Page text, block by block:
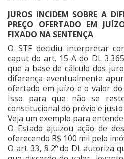
JUROS INCIDEM SOBRE A
PREÇO OFERTADO EM
FIXADO NA SENTENÇA
O STF decidiu interpretar
caput do art. 15-A do DL
que a base de cálculo dos
diferença eventualmente
ofertado em juízo e o valor
Isso para que não se
constitucional do prévio e justo
Veja um exemplo para
O Estado ajuizou ação de
oferecendo R$ 100 mil pelo
O art. 33, § 2º do DL autoriza